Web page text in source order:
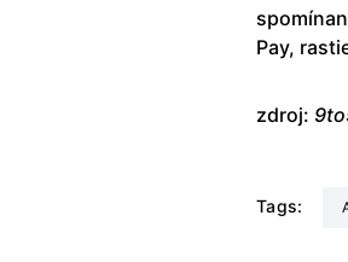
Pay,
zdroj:
Tags: